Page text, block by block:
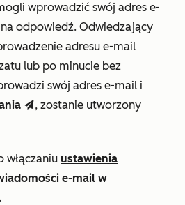
wprowadzić swój adres e-
odpowiedź. Odwiedzający
adresu e-mail
lub po minucie bez
swój adres e-mail i
send, zostanie utworzony
włączaniu ustawienia
e-mail w
.